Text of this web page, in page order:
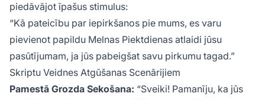
piedāvājot īpašus stimulus:
“Kā pateicību par iepirkšanos pie mums, es varu
pievienot papildu Melnas Piektdienas atlaidi jūsu
pasūtījumam, ja jūs pabeigšat savu pirkumu tagad.”
Skriptu Veidnes Atgūšanas Scenārijiem
Pamestā Grozda Sekošana: “Sveiki! Pamanīju, ka jūs